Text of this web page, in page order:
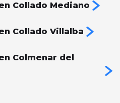
Collado Mediano
Collado Villalba
Colmenar del